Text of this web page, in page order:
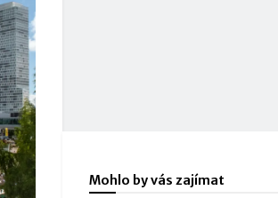
Mohlo by vás zajímat